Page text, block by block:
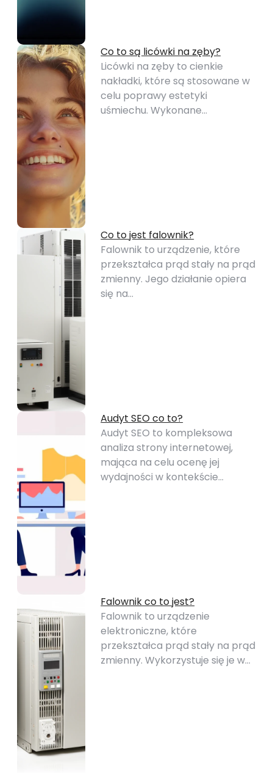
Co to są licówki na zęby?
Licówki na zęby to cienkie
nakładki, które są stosowane w
celu poprawy estetyki
uśmiechu. Wykonane…
Co to jest falownik?
Falownik to urządzenie, które
przekształca prąd stały na prąd
zmienny. Jego działanie opiera
się na…
Audyt SEO co to?
Audyt SEO to kompleksowa
analiza strony internetowej,
mająca na celu ocenę jej
wydajności w kontekście…
Falownik co to jest?
Falownik to urządzenie
elektroniczne, które
przekształca prąd stały na prąd
zmienny. Wykorzystuje się je w…